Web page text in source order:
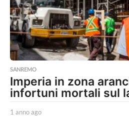
o
SANREMO
Imperia in zona
infortuni mortali sul
1 anno ago